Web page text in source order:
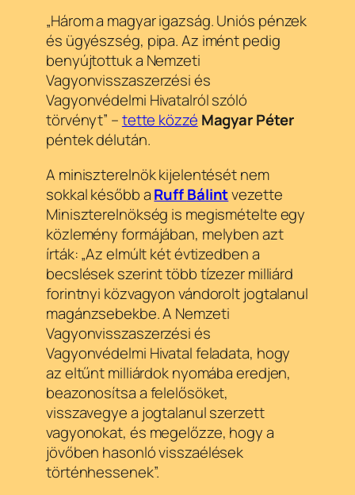
„Három a magyar igazság. Uniós pénzek
és ügyészség, pipa. Az imént pedig
benyújtottuk a Nemzeti
Vagyonvisszaszerzési és
Vagyonvédelmi Hivatalról szóló
törvényt” –tette közzé Magyar Péter
péntek délután.
A miniszterelnök kijelentését nem
sokkal később aRuffBálintvezette
Miniszterelnökség is megismételte egy
közlemény formájában, melyben azt
írták: „Az elmúlt két évtizedben a
becslések szerint több tízezer milliárd
forintnyi közvagyon vándorolt jogtalanul
magánzsebekbe. A Nemzeti
Vagyonvisszaszerzési és
Vagyonvédelmi Hivatal feladata, hogy
az eltűnt milliárdok nyomába eredjen,
beazonosítsa a felelősöket,
visszavegye a jogtalanul szerzett
vagyonokat, és megelőzze, hogy a
jövőben hasonló visszaélések
történhessenek”.